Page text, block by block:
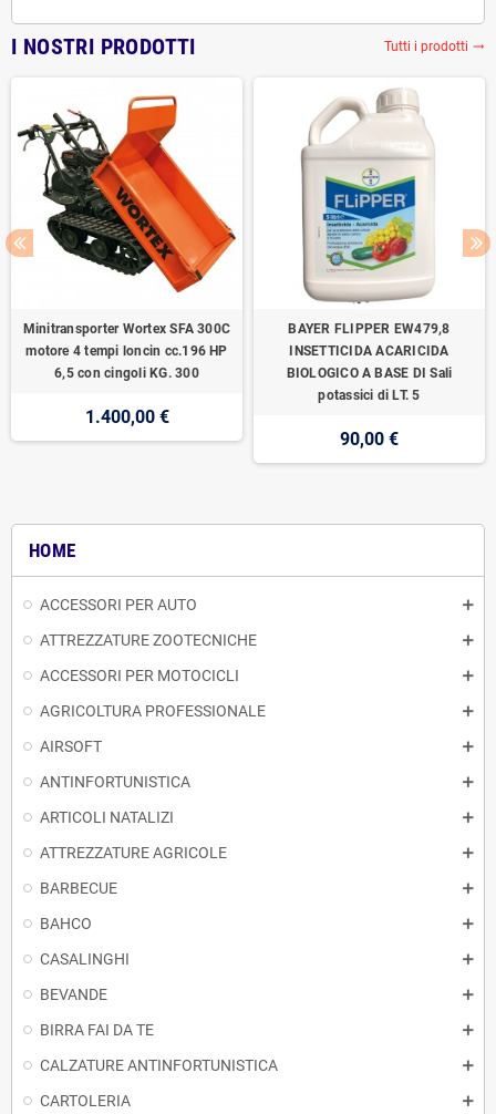
HOME
ACCESSORI PER AUTO
ATTREZZATURE ZOOTECNICHE
ACCESSORI PER MOTOCICLI
AGRICOLTURA PROFESSIONALE
AIRSOFT
ANTINFORTUNISTICA
ARTICOLI NATALIZI
ATTREZZATURE AGRICOLE
BARBECUE
BAHCO
CASALINGHI
BEVANDE
BIRRA FAI DA TE
CALZATURE ANTINFORTUNISTICA
CARTOLERIA
I NOSTRI PRODOTTI Tutti i prodotti trending_flat
Minitransporter Wortex SFA 300C
motore 4 tempi loncin cc.196 HP
6,5 con cingoli KG. 300
1.400,00 €
BAYER FLIPPER EW479,8
INSETTICIDA ACARICIDA
BIOLOGICO A BASE DI Sali
potassici di LT. 5
90,00 €